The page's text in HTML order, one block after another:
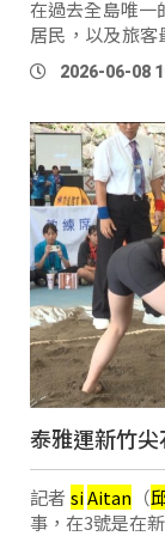
在過去全島唯一
居民，以及旅客
活需求增加，島
東清便利超商，
2026-06-08
泰雅運新竹
記者siAitan （
事，在3號是在